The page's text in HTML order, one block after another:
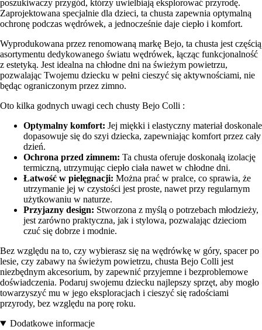
poszukiwaczy przygód, którzy uwielbiają eksplorować przyrodę.
Zaprojektowana specjalnie dla dzieci, ta chusta zapewnia optymalną
ochronę podczas wędrówek, a jednocześnie daje ciepło i komfort.
Wyprodukowana przez renomowaną markę Bejo, ta chusta jest częścią
asortymentu dedykowanego światu wędrówek, łącząc funkcjonalność
z estetyką. Jest idealna na chłodne dni na świeżym powietrzu,
pozwalając Twojemu dziecku w pełni cieszyć się aktywnościami, nie
będąc ograniczonym przez zimno.
Oto kilka godnych uwagi cech chusty Bejo Colli :
Optymalny komfort: Jej miękki i elastyczny materiał doskonale
dopasowuje się do szyi dziecka, zapewniając komfort przez cały
dzień.
Ochrona przed zimnem: Ta chusta oferuje doskonałą izolację
termiczną, utrzymując ciepło ciała nawet w chłodne dni.
Łatwość w pielęgnacji: Można prać w pralce, co sprawia, że
utrzymanie jej w czystości jest proste, nawet przy regularnym
użytkowaniu w naturze.
Przyjazny design: Stworzona z myślą o potrzebach młodzieży,
jest zarówno praktyczna, jak i stylowa, pozwalając dzieciom
czuć się dobrze i modnie.
Bez względu na to, czy wybierasz się na wędrówkę w góry, spacer po
lesie, czy zabawy na świeżym powietrzu, chusta Bejo Colli jest
niezbędnym akcesorium, by zapewnić przyjemne i bezproblemowe
doświadczenia. Podaruj swojemu dziecku najlepszy sprzęt, aby mogło
towarzyszyć mu w jego eksploracjach i cieszyć się radościami
przyrody, bez względu na porę roku.
Dodatkowe informacje